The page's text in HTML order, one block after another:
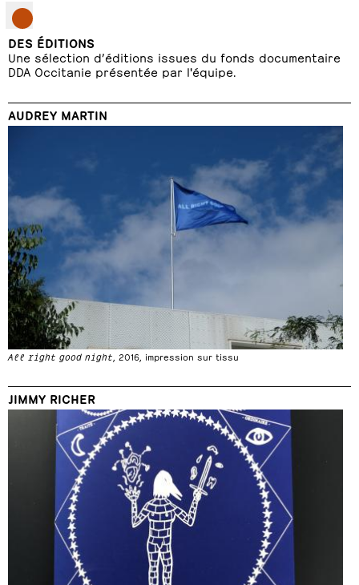
DES ÉDITIONS
Une sélection d’éditions issues du fonds documentaire
DDA Occitanie présentée par l'équipe.
AUDREY MARTIN
All right good night , 2016, impression sur tissu
JIMMY RICHER